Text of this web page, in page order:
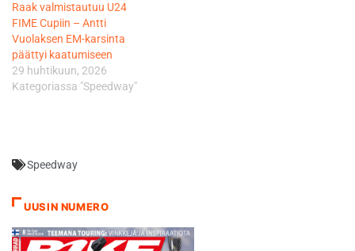
Raak valmistautuu U24
FIME Cupiin – Antti
Vuolaksen EM-karsinta
päättyi kaatumiseen
29 huhtikuun, 2026
Kategoriassa "Speedway"
Speedway
UUSIN NUMERO